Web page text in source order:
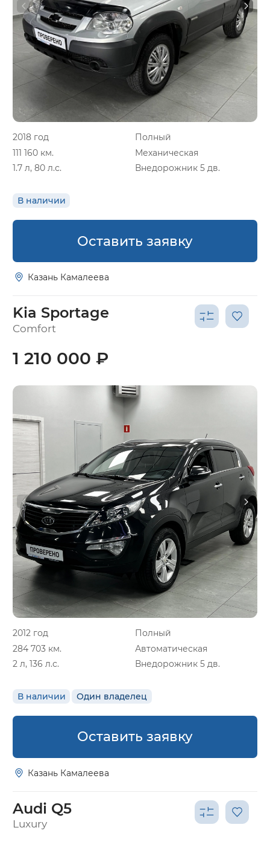
2018 год
Полный
111 160 км.
Механическая
1.7 л, 80 л.с.
Внедорожник 5 дв.
В наличии
Оставить заявку
Казань Камалеева
Kia Sportage
Comfort
2012 год
Полный
284 703 км.
Автоматическая
2 л, 136 л.с.
Внедорожник 5 дв.
В наличии Один владелец
1 210 000 ₽
Оставить заявку
Казань Камалеева
Audi Q5
Luxury